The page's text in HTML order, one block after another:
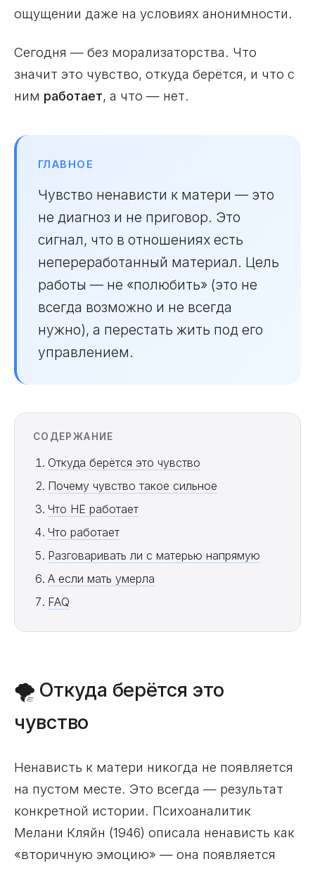
ощущении даже на условиях анонимности.
Сегодня — без морализаторства. Что
значит это чувство, откуда берётся, и что с
ним работает, а что — нет.
ГЛАВНОЕ
Чувство ненависти к матери — это
не диагноз и не приговор. Это
сигнал, что в отношениях есть
непереработанный материал. Цель
работы — не «полюбить» (это не
всегда возможно и не всегда
нужно), а перестать жить под его
управлением.
СОДЕРЖАНИЕ
Откуда берётся это чувство
Почему чувство такое сильное
Что НЕ работает
Что работает
Разговаривать ли с матерью напрямую
А если мать умерла
FAQ
🌪️ Откуда берётся это
чувство
Ненависть к матери никогда не появляется
на пустом месте. Это всегда — результат
конкретной истории. Психоаналитик
Мелани Кляйн (1946) описала ненависть как
«вторичную эмоцию» — она появляется